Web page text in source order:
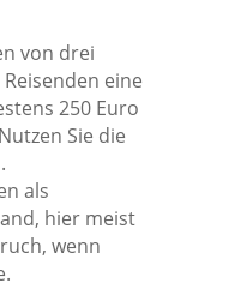
von drei
eine
250 Euro
Sie die
als
hier meist
wenn